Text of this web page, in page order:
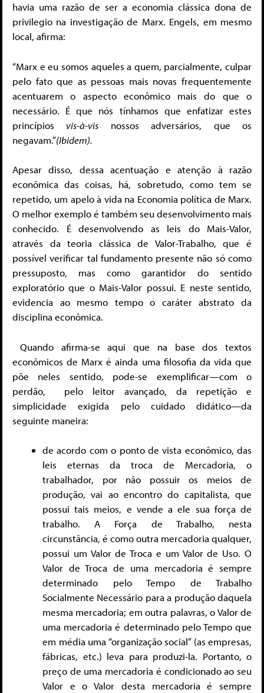
havia uma razão de ser a economia clássica dona de
privilegio na investigação de Marx. Engels, em mesmo
local, afirma:
“Marx e eu somos aqueles a quem, parcialmente, culpar
pelo fato que as pessoas mais novas frequentemente
acentuarem o aspecto econômico mais do que o
necessário. É que nós tínhamos que enfatizar estes
princípios vis-à-vis nossos adversários, que os
negavam.”(Ibidem).
Apesar disso, dessa acentuação e atenção à razão
econômica das coisas, há, sobretudo, como tem se
repetido, um apelo à vida na Economia política de Marx.
O melhor exemplo é também seu desenvolvimento mais
conhecido. É desenvolvendo as leis do Mais-Valor,
através da teoria clássica de Valor-Trabalho, que é
possível verificar tal fundamento presente não só como
pressuposto, mas como garantidor do sentido
exploratório que o Mais-Valor possui. E neste sentido,
evidencia ao mesmo tempo o caráter abstrato da
disciplina econômica.
Quando afirma-se aqui que na base dos textos
econômicos de Marx é ainda uma filosofia da vida que
põe neles sentido, pode-se exemplificar—com o
perdão, pelo leitor avançado, da repetição e
simplicidade exigida pelo cuidado didático—da
seguinte maneira:
de acordo com o ponto de vista econômico, das
leis eternas da troca de Mercadoria, o
trabalhador, por não possuir os meios de
produção, vai ao encontro do capitalista, que
possui tais meios, e vende a ele sua força de
trabalho. A Força de Trabalho, nesta
circunstância, é como outra mercadoria qualquer,
possui um Valor de Troca e um Valor de Uso. O
Valor de Troca de uma mercadoria é sempre
determinado pelo Tempo de Trabalho
Socialmente Necessário para a produção daquela
mesma mercadoria; em outra palavras, o Valor de
uma mercadoria é determinado pelo Tempo que
em média uma “organização social” (as empresas,
fábricas, etc.) leva para produzi-la. Portanto, o
preço de uma mercadoria é condicionado ao seu
Valor e o Valor desta mercadoria é sempre